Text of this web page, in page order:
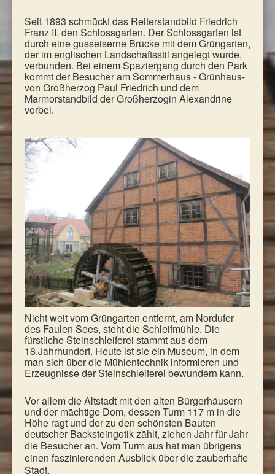
Seit 1893 schmückt das Reiterstandbild Friedrich
Franz II. den Schlossgarten. Der Schlossgarten ist
durch eine gusseiserne Brücke mit dem Grüngarten,
der im englischen Landschaftsstil angelegt wurde,
verbunden. Bei einem Spaziergang durch den Park
kommt der Besucher am Sommerhaus - Grünhaus-
von Großherzog Paul Friedrich und dem
Marmorstandbild der Großherzogin Alexandrine
vorbei.
Nicht weit vom Grüngarten entfernt, am Nordufer
des Faulen Sees, steht die Schleifmühle. Die
fürstliche Steinschleiferei stammt aus dem
18.Jahrhundert. Heute ist sie ein Museum, in dem
man sich über die Mühlentechnik informieren und
Erzeugnisse der Steinschleiferei bewundern kann.
Vor allem die Altstadt mit den alten Bürgerhäusern
und der mächtige Dom, dessen Turm 117 m in die
Höhe ragt und der zu den schönsten Bauten
deutscher Backsteingotik zählt, ziehen Jahr für Jahr
die Besucher an. Vom Turm aus hat man übrigens
einen faszinierenden Ausblick über die zauberhafte
Stadt.